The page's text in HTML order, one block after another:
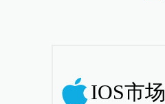
IOS市场